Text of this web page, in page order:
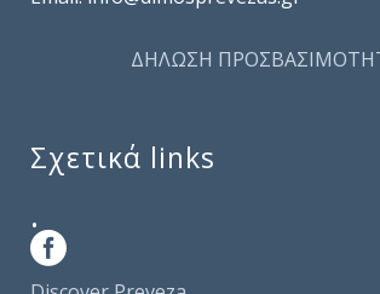
ΔΗΛΩΣΗ
Σχετικά links
.